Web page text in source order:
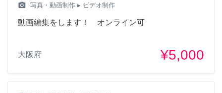
camera_alt 写真・動画制作 ▸ ビデオ制作
動画編集をします！ オンライン可
大阪府 ¥5,000